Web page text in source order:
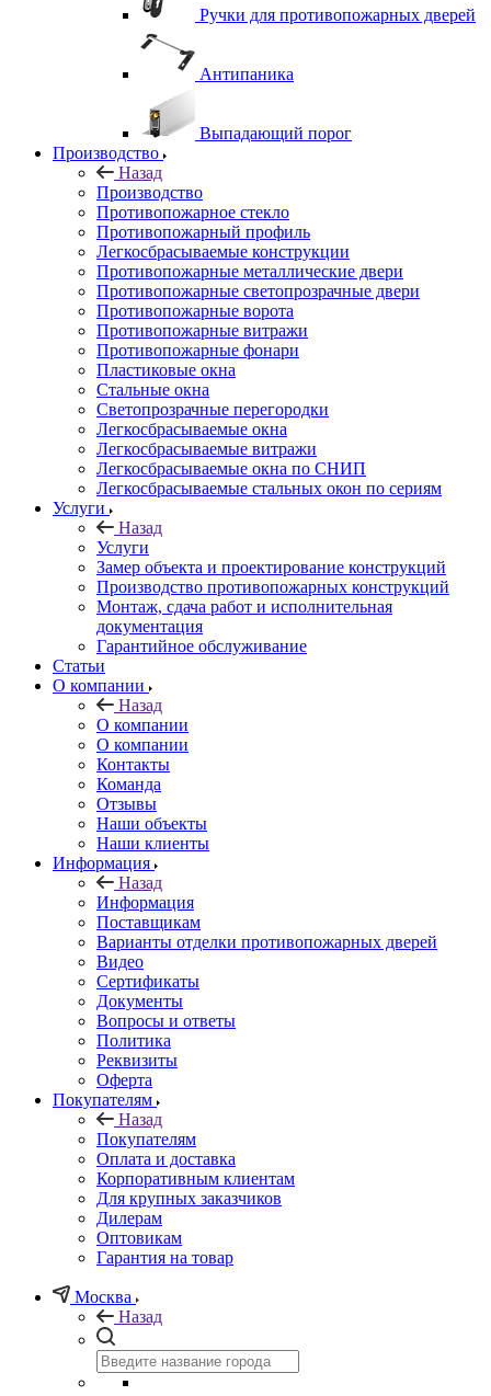
Ручки для противопожарных дверей
Антипаника
Выпадающий порог
Производство
Назад
Производство
Противопожарное стекло
Противопожарный профиль
Легкосбрасываемые конструкции
Противопожарные металлические двери
Противопожарные светопрозрачные двери
Противопожарные ворота
Противопожарные витражи
Противопожарные фонари
Пластиковые окна
Стальные окна
Светопрозрачные перегородки
Легкосбрасываемые окна
Легкосбрасываемые витражи
Легкосбрасываемые окна по СНИП
Легкосбрасываемые стальных окон по сериям
Услуги
Назад
Услуги
Замер объекта и проектирование конструкций
Производство противопожарных конструкций
Монтаж, сдача работ и исполнительная
документация
Гарантийное обслуживание
Статьи
О компании
Назад
О компании
О компании
Контакты
Команда
Отзывы
Наши объекты
Наши клиенты
Информация
Назад
Информация
Поставщикам
Варианты отделки противопожарных дверей
Видео
Сертификаты
Документы
Вопросы и ответы
Политика
Реквизиты
Оферта
Покупателям
Назад
Покупателям
Оплата и доставка
Корпоративным клиентам
Для крупных заказчиков
Дилерам
Оптовикам
Гарантия на товар
Москва
Назад